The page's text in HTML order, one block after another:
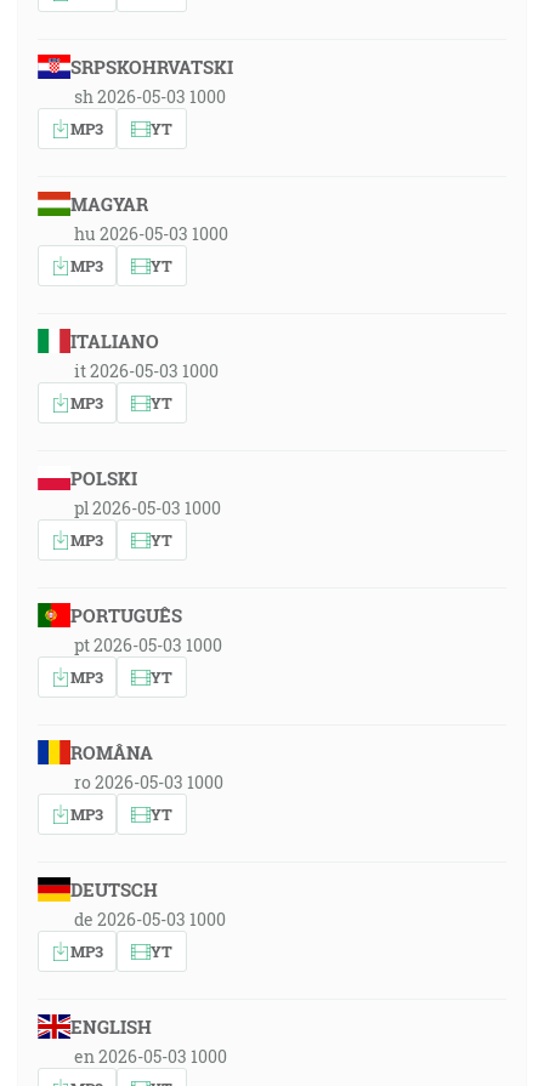
SRPSKOHRVATSKI
sh 2026-05-03 1000
MP3 YT
MAGYAR
hu 2026-05-03 1000
MP3 YT
ITALIANO
it 2026-05-03 1000
MP3 YT
POLSKI
pl 2026-05-03 1000
MP3 YT
PORTUGUÊS
pt 2026-05-03 1000
MP3 YT
ROMÂNA
ro 2026-05-03 1000
MP3 YT
DEUTSCH
de 2026-05-03 1000
MP3 YT
ENGLISH
en 2026-05-03 1000